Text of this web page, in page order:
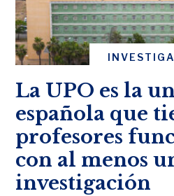
La UPO es la
española que
profesores
con al menos
investigación